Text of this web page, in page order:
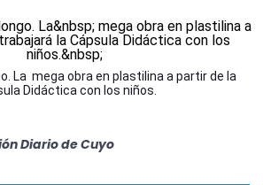
La mega obra en plastilina a partir de la
Didáctica con los niños.
Diario de Cuyo